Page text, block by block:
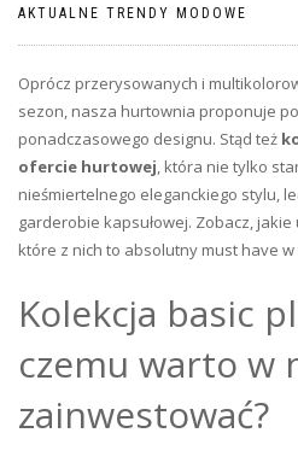
AKTUALNE TRENDY MODOWE
Oprócz przerysowanych i
sezon, nasza hurtownia proponuje
ponadczasowego designu. Stąd też
ofercie hurtowej, która nie tylko
nieśmiertelnego eleganckiego stylu,
garderobie kapsułowej. Zobacz,
które z nich to absolutny must have
Kolekcja basic
czemu warto w
zainwestować?